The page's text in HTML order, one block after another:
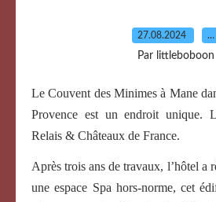
27.08.2024 …
Par littleboboon
Le Couvent des Minimes à Mane
Provence est un endroit unique.
Relais & Châteaux de France.
Après trois ans de travaux, l’hôtel a
une espace Spa hors-norme, cet